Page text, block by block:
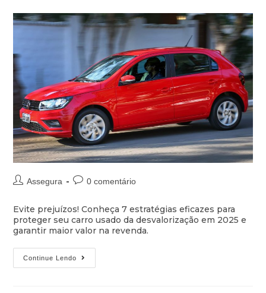
Assegura 0 comentário
Evite prejuízos! Conheça 7 estratégias eficazes para
proteger seu carro usado da desvalorização em 2025 e
garantir maior valor na revenda.
Continue Lendo